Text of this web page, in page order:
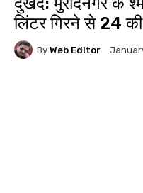
लिंटर गिरने से 24
By Web Editor